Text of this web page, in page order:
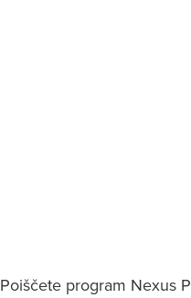
Poiščete program Nexus